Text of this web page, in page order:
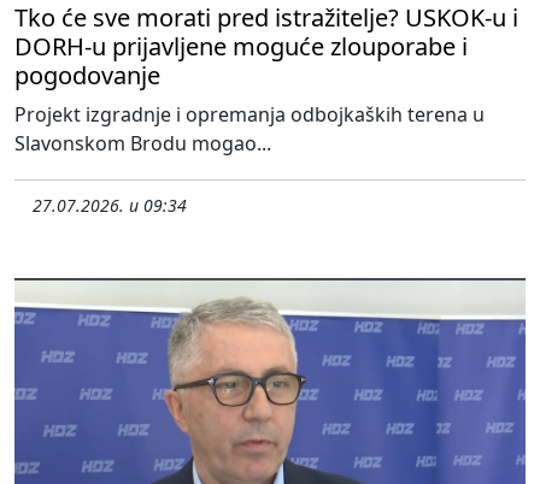
Tko će sve morati pred istražitelje? USKOK-u i
DORH-u prijavljene moguće zlouporabe i
pogodovanje
Projekt izgradnje i opremanja odbojkaških terena u
Slavonskom Brodu mogao...
27.07.2026. u 09:34